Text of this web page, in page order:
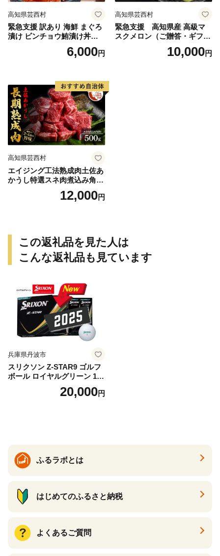
高知県芸西村
緊急支援 訳あり 海鮮 まぐろ
漬け ビンチョウ鮪漬け丼の
素80ｇ×5P（順次出荷中） ま
ぐろ（マグロ）訳アリ 冷凍
い 一人暮らし 人気 6000円 食
べて応援〈高知市共通返礼
品〉
6,000円
高知県芸西村
緊急支援 高知県産 高級マ
スクメロン（ご贈答・ギフト
用）1玉入〈南国市共通返礼
品〉【発送期間：4月〜12月
10,000円
高知県芸西村
エイジング工法熟成肉土佐あ
かうし特選スネ肉煮込み角切
12,000円
この返礼品を見た人は
こんな返礼品も見ています
兵庫県丹波市
スリクソン Z-STAR9 ゴルフ
ボール ロイヤルグリーン 1ダ
ース 12球 兵庫県丹波市 ふる
20,000円
ふるラボとは
はじめてのふるさと納税
よくあるご質問